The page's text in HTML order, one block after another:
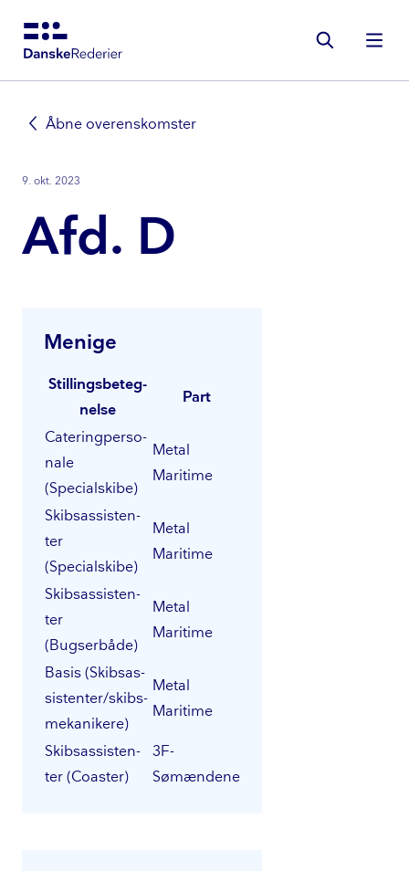
Gå
Åbne overenskomster
9. okt. 2023
Afd. D
Menige
Stil­lings­be­teg­
nel­se
Part
Ca­te­ring­per­so­
na­le
(Specialskibe)
Metal
Maritime
Skibsas­si­sten­
ter
(Specialskibe)
Metal
Maritime
Skibsas­si­sten­
ter
(Bugserbåde)
Metal
Maritime
Basis (Skibsas­
si­sten­ter/skibs­
me­ka­ni­ke­re)
Metal
Maritime
Skibsas­si­sten­
ter (Coaster)
3F-
Sømændene